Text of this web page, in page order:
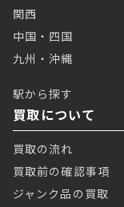
関西
中国・四国
九州・沖縄
駅から探す
買取について
買取の流れ
買取前の確認事項
ジャンク品の買取